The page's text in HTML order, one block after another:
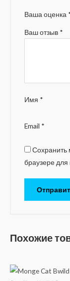
Ваша оценка
Ваш отзыв *
Имя *
Email *
Сохранить
браузере
Похожие